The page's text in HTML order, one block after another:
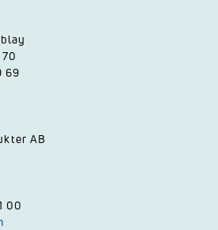
69
AB
00